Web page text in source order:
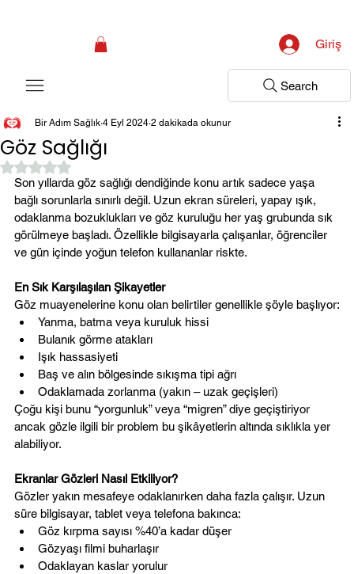
Giriş
Search
Göz Sağlığı
Bir Adım Sağlık 4 Eyl 2024 2 dakikada okunur
5 üzerinden NaN yıldız
Son yıllarda göz sağlığı dendiğinde konu artık sadece yaşa
bağlı sorunlarla sınırlı değil. Uzun ekran süreleri, yapay ışık,
odaklanma bozuklukları ve göz kuruluğu her yaş grubunda sık
görülmeye başladı. Özellikle bilgisayarla çalışanlar, öğrenciler
ve gün içinde yoğun telefon kullananlar riskte.
En Sık Karşılaşılan Şikayetler
Göz muayenelerine konu olan belirtiler genellikle şöyle başlıyor:
Yanma, batma veya kuruluk hissi
Bulanık görme atakları
Işık hassasiyeti
Baş ve alın bölgesinde sıkışma tipi ağrı
Odaklamada zorlanma (yakın – uzak geçişleri)
Çoğu kişi bunu “yorgunluk” veya “migren” diye geçiştiriyor
ancak gözle ilgili bir problem bu şikâyetlerin altında sıklıkla yer
alabiliyor.
Ekranlar Gözleri Nasıl Etkiliyor?
Gözler yakın mesafeye odaklanırken daha fazla çalışır. Uzun
süre bilgisayar, tablet veya telefona bakınca:
Göz kırpma sayısı %40’a kadar düşer
Gözyaşı filmi buharlaşır
Odaklayan kaslar yorulur